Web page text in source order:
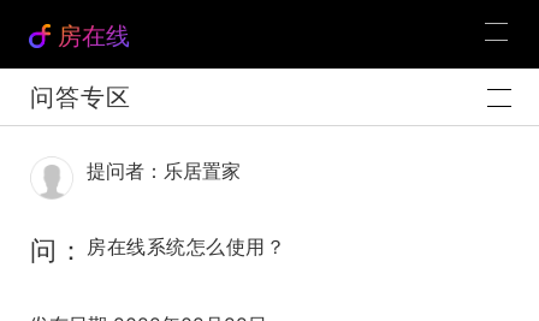
房在线
问答专区
提问者：乐居置家
问： 房在线系统怎么使用？